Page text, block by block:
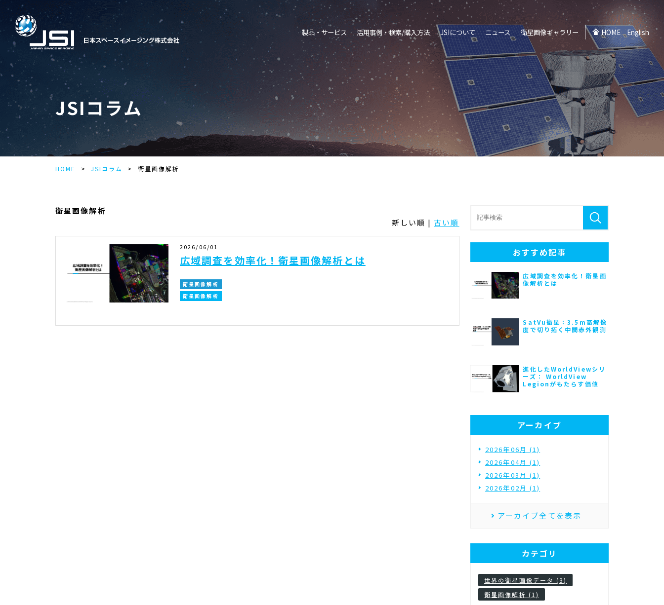
製品・サービス 活用事例・検索/購入方法 JSIについて ニュース 衛星画像ギャラリー HOME English
HOME JSIコラム 衛星画像解析
JSIコラム
衛星画像解析
新しい順 |古い順
2026/06/01
広域調査を効率化！衛星画像解析とは
衛星画像解析
衛星画像解析
おすすめ記事
広域調査を効率化！衛星画
像解析とは
SatVu衛星：3.5m高解像
度で切り拓く中間赤外観測
進化したWorldViewシリ
ーズ： WorldView
Legionがもたらす価値
アーカイブ
2026年06月 (1)
2026年04月 (1)
2026年03月 (1)
2026年02月 (1)
アーカイブ全てを表示
カテゴリ
世界の衛星画像データ (3)
衛星画像解析 (1)